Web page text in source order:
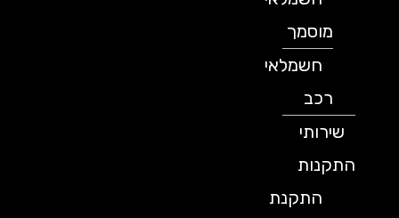
מוסמך
חשמלאי
שירותי
התקנות
התקנת